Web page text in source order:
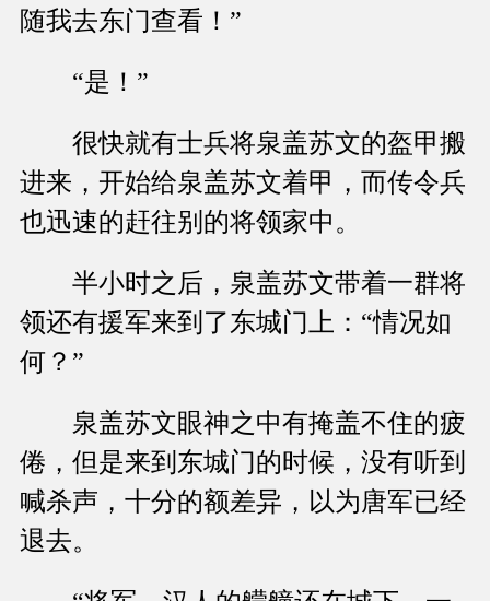
随我去东门查看！”
“是！”
很快就有士兵将泉盖苏文的盔甲搬
进来，开始给泉盖苏文着甲，而传令兵
也迅速的赶往别的将领家中。
半小时之后，泉盖苏文带着一群将
领还有援军来到了东城门上：“情况如
何？”
泉盖苏文眼神之中有掩盖不住的疲
倦，但是来到东城门的时候，没有听到
喊杀声，十分的额差异，以为唐军已经
退去。